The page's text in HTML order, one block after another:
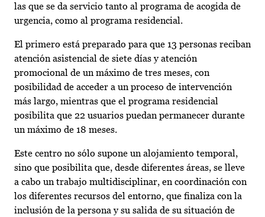
las que se da servicio tanto al programa de acogida de
urgencia, como al programa residencial.
El primero está preparado para que 13 personas reciban
atención asistencial de siete días y atención
promocional de un máximo de tres meses, con
posibilidad de acceder a un proceso de intervención
más largo, mientras que el programa residencial
posibilita que 22 usuarios puedan permanecer durante
un máximo de 18 meses.
Este centro no sólo supone un alojamiento temporal,
sino que posibilita que, desde diferentes áreas, se lleve
a cabo un trabajo multidisciplinar, en coordinación con
los diferentes recursos del entorno, que finaliza con la
inclusión de la persona y su salida de su situación de